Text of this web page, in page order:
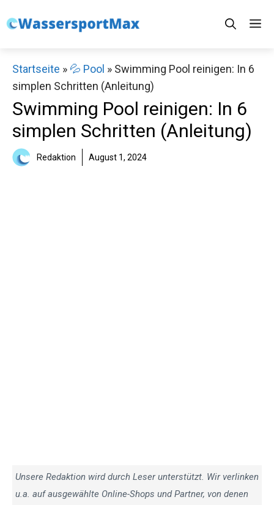
Inhalt
Startseite » 💦 Pool » Swimming Pool reinigen: In 6
simplen Schritten (Anleitung)
Swimming Pool reinigen: In 6
simplen Schritten (Anleitung)
Redaktion August 1, 2024
Unsere Redaktion wird durch Leser unterstützt. Wir verlinken
u.a. auf ausgewählte Online-Shops und Partner, von denen